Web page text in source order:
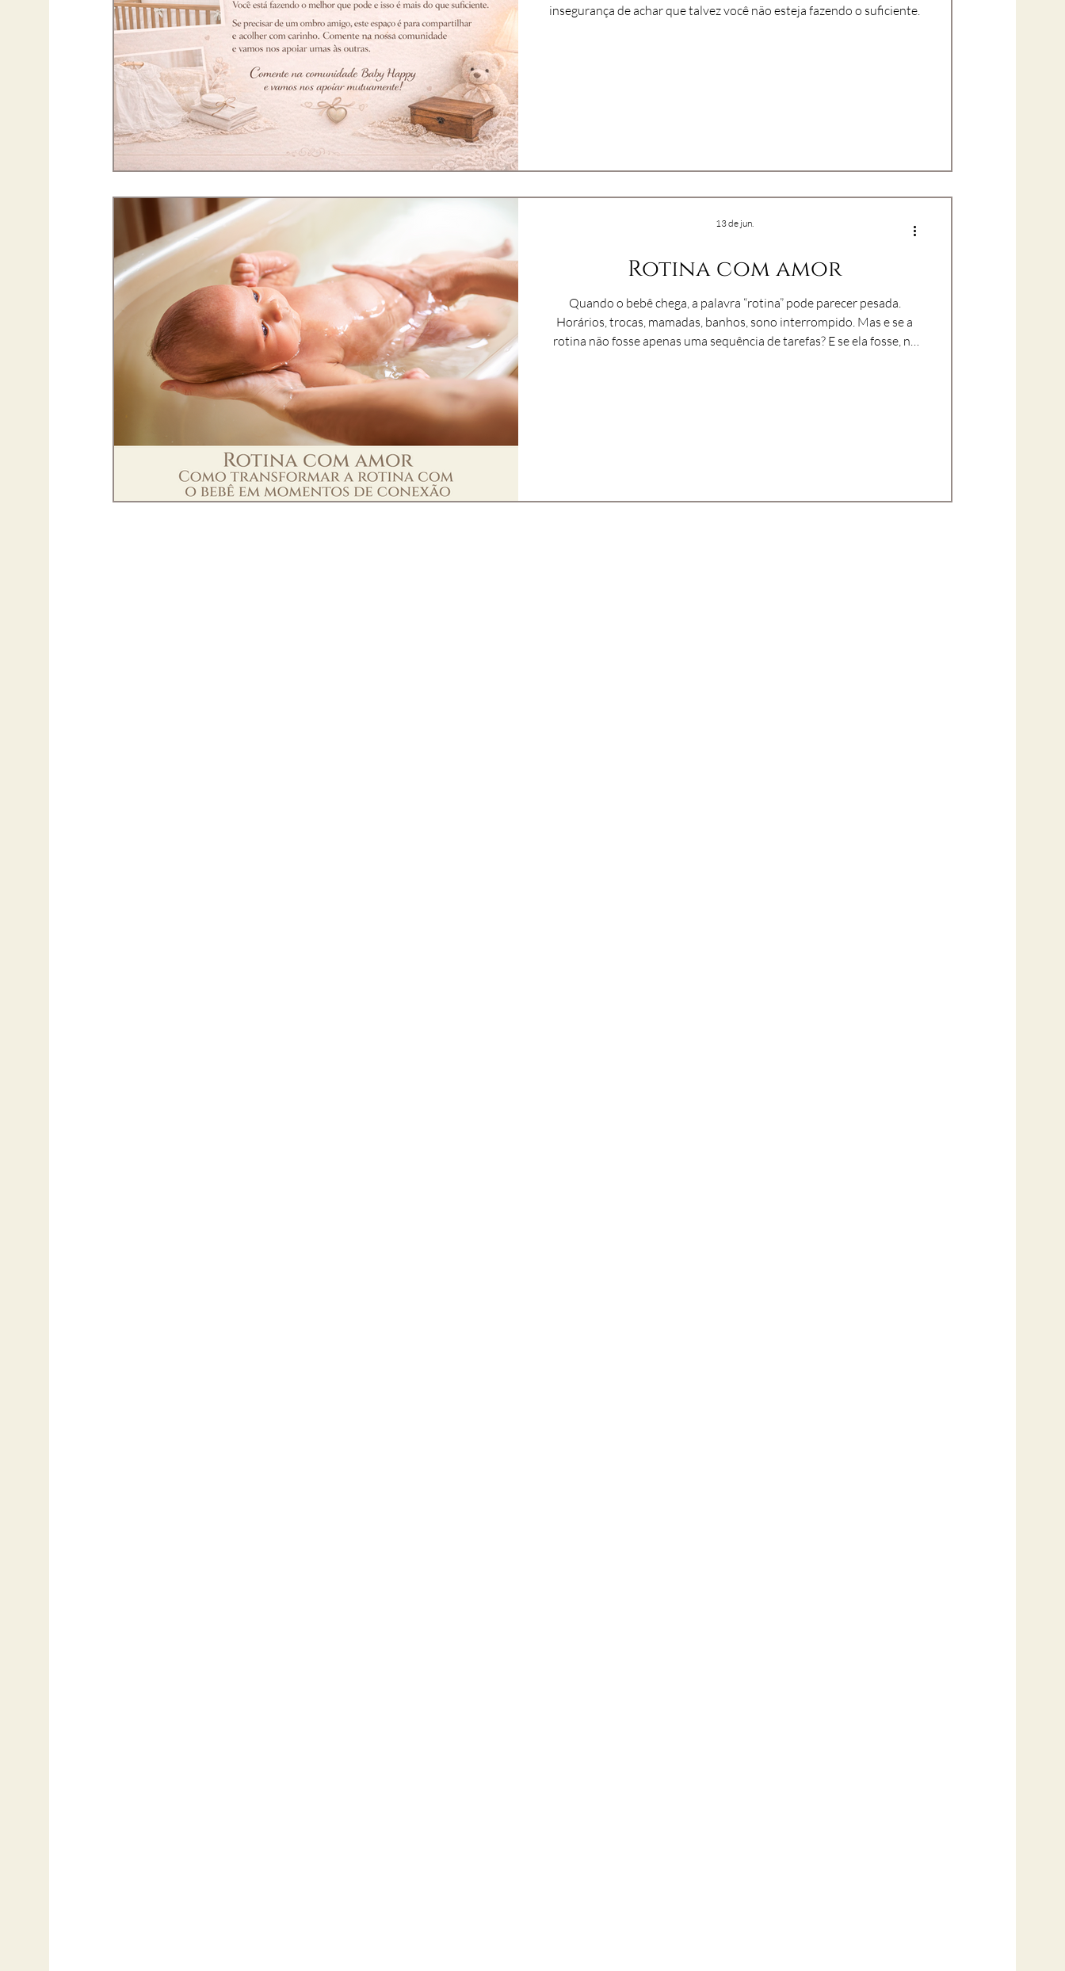
insegurança de achar que talvez você não esteja fazendo o suficiente.
Rotina com amor
Quando o bebê chega, a palavra “rotina” pode parecer pesada.
Horários, trocas, mamadas, banhos, sono interrompido. Mas e se a
rotina não fosse apenas uma sequência de tarefas? E se ela fosse, na
13 de jun.